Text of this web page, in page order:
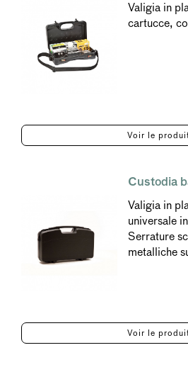
Valigia in
cartucce,
Voir le
Custodia
Valigia in
universale
Serrature
metalliche
Voir le